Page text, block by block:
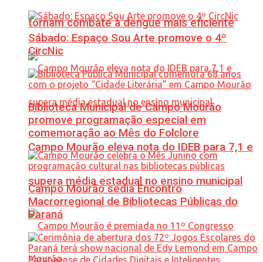
tornam combate à dengue mais eficiente
Campo Mourão eleva nota do IDEB para 7,1 e
supera média estadual no ensino municipal
Sábado: Espaço Sou Arte promove o 4º
CircNic
Biblioteca Municipal de Campo Mourão
promove programação especial em
comemoração ao Mês do Folclore
Campo Mourão sedia Encontro
Macrorregional de Bibliotecas Públicas do
Paraná